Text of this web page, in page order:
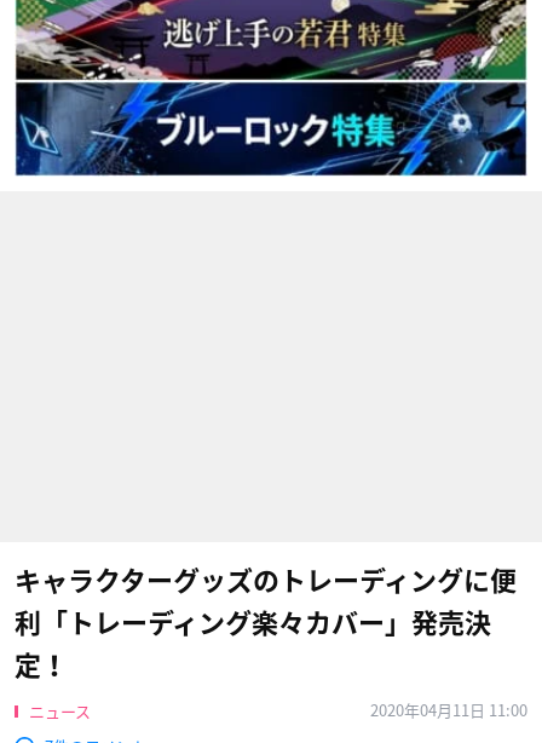
キャラクターグッズのトレーディングに便
利「トレーディング楽々カバー」発売決
定！
ニュース
2020年04月11日 11:00